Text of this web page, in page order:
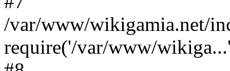
/var/www/wikigamia.net/
require('/var/www/